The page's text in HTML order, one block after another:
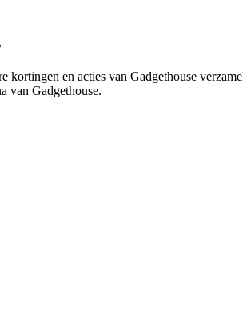
kortingen en acties van Gadgethouse
van Gadgethouse.